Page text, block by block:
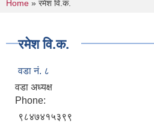
You are here
Home » रमेश वि.क.
रमेश वि.क.
वडा नं. ८
वडा अध्यक्ष
Phone:
९८४७४१५३९९